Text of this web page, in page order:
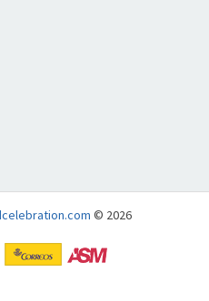
© 2026